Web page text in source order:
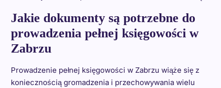
Jakie dokumenty są potrzebne do
prowadzenia pełnej księgowości w
Zabrzu
Prowadzenie pełnej księgowości w Zabrzu wiąże się z
koniecznością gromadzenia i przechowywania wielu